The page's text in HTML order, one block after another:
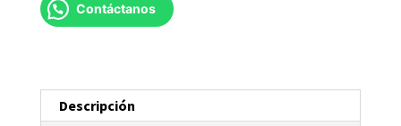
Lancia
Contáctanos
Descripción